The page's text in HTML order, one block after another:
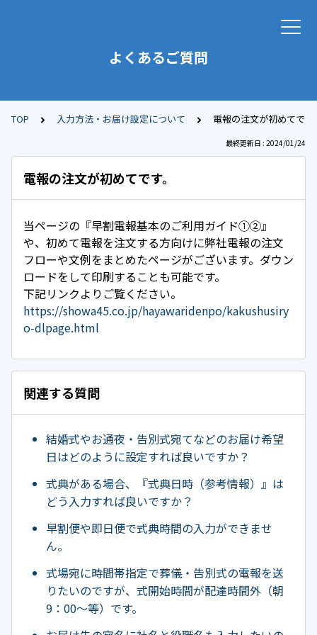
よくあるご質問
TOP 入力方法・お届け設定について 電報の注文が初めてです
最終更新日 : 2024/01/24
電報の注文が初めてです。
当ページの『早割電報基本のご利用ガイド①②』
や、初めて電報を注文する方向けに弊社電報の注文
フローや文例をまとめたページがございます。ダウン
ロードをして印刷することも可能です。
下記リンクよりご覧ください。
https://showa45.co.jp/hayawaridenpo/kakushusiry
o-dlpage.html
関連する質問
結婚式やお通夜・告別式宛てなどのお届け希望
日はどのように設定すれば良いですか？
式典がある場合、『式典日時（参考情報）』は
どう入力すれば良いですか？
早割便や即日便で式典時間の入力ができませ
ん。
式場宛に時間帯指定で葬儀・告別式の電報を送
りたいのですが、式開始時間が配達時間外（朝
9：00～等）です。